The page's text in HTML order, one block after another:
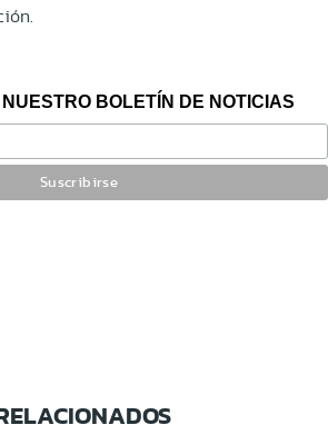
BOLETÍN DE NOTICIAS